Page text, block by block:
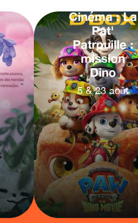
Cinéma : La
Pat'
Patrouille :
mission
Dino
5 & 23 août